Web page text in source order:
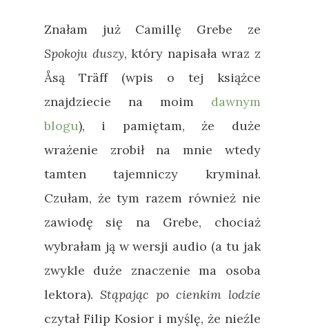
Znałam już Camillę Grebe ze
Spokoju duszy, który napisała wraz z
Åsą Träff (wpis o tej książce
znajdziecie na moim dawnym
blogu), i pamiętam, że duże
wrażenie zrobił na mnie wtedy
tamten tajemniczy kryminał.
Czułam, że tym razem również nie
zawiodę się na Grebe, chociaż
wybrałam ją w wersji audio (a tu jak
zwykle duże znaczenie ma osoba
lektora). Stąpając po cienkim lodzie
czytał Filip Kosior i myślę, że nieźle